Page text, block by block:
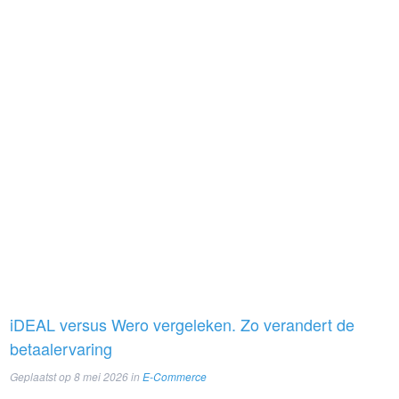
iDEAL versus Wero vergeleken. Zo verandert de
betaalervaring
Geplaatst op8 mei 2026inE-Commerce